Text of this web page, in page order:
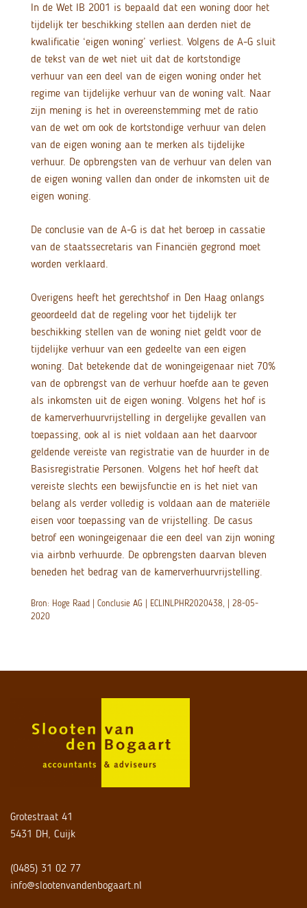
In de Wet IB 2001 is bepaald dat een woning door het
tijdelijk ter beschikking stellen aan derden niet de
kwalificatie ‘eigen woning’ verliest. Volgens de A-G sluit
de tekst van de wet niet uit dat de kortstondige
verhuur van een deel van de eigen woning onder het
regime van tijdelijke verhuur van de woning valt. Naar
zijn mening is het in overeenstemming met de ratio
van de wet om ook de kortstondige verhuur van delen
van de eigen woning aan te merken als tijdelijke
verhuur. De opbrengsten van de verhuur van delen van
de eigen woning vallen dan onder de inkomsten uit de
eigen woning.
De conclusie van de A-G is dat het beroep in cassatie
van de staatssecretaris van Financiën gegrond moet
worden verklaard.
Overigens heeft het gerechtshof in Den Haag onlangs
geoordeeld dat de regeling voor het tijdelijk ter
beschikking stellen van de woning niet geldt voor de
tijdelijke verhuur van een gedeelte van een eigen
woning. Dat betekende dat de woningeigenaar niet 70%
van de opbrengst van de verhuur hoefde aan te geven
als inkomsten uit de eigen woning. Volgens het hof is
de kamerverhuurvrijstelling in dergelijke gevallen van
toepassing, ook al is niet voldaan aan het daarvoor
geldende vereiste van registratie van de huurder in de
Basisregistratie Personen. Volgens het hof heeft dat
vereiste slechts een bewijsfunctie en is het niet van
belang als verder volledig is voldaan aan de materiële
eisen voor toepassing van de vrijstelling. De casus
betrof een woningeigenaar die een deel van zijn woning
via airbnb verhuurde. De opbrengsten daarvan bleven
beneden het bedrag van de kamerverhuurvrijstelling.
Bron: Hoge Raad | Conclusie AG | ECLINLPHR2020438, | 28-05-
2020
Grotestraat 41
5431 DH, Cuijk
(0485) 31 02 77
info@slootenvandenbogaart.nl